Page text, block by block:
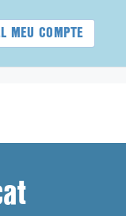
MEU COMPTE